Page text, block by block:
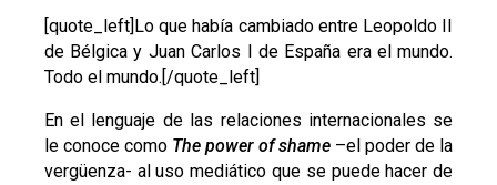
[quote_left]Lo que había cambiado entre Leopoldo II
de Bélgica y Juan Carlos I de España era el mundo.
Todo el mundo.[/quote_left]
En el lenguaje de las relaciones internacionales se
le conoce como The power of shame–el poder de la
vergüenza- al uso mediático que se puede hacer de